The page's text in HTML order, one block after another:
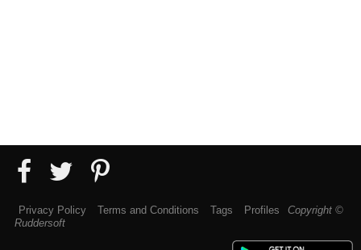
Privacy Policy Terms and Conditions Tags Profiles
Copyright ©
Ruddersoft